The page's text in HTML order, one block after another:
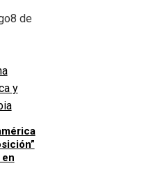
8 de